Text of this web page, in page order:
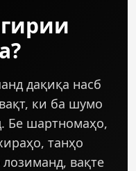
дақиқа насб
ки ба шумо
Бе шартномаҳо,
танҳо
вақте